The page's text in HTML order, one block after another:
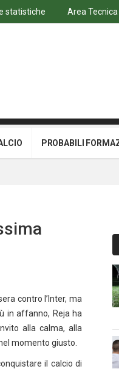
statistiche Area Tecnica
PROBABILI
contro l’Inter, ma
in affanno, Reja ha
alla calma, alla
momento giusto.
il calcio di